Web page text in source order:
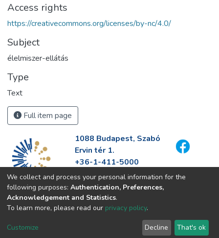
Access rights
https://creativecommons.org/licenses/by-nc/4.0/
Subject
élelmiszer-ellátás
Type
Text
Full item page
1088 Budapest, Szabó
Ervin tér 1.
+36-1-411-5000
info@fszek.hu
https://fszek.hu
We collect and process your personal information for the
following purposes: Authentication, Preferences,
Acknowledgement and Statistics.
To learn more, please read our privacy policy.
Customize Decline That's ok